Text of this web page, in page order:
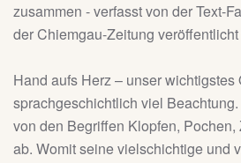
zusammen - verfasst von der Text-
der Chiemgau-Zeitung
Hand aufs Herz – unser wichtigstes
sprachgeschichtlich viel
von den Begriffen Klopfen, Pochen,
ab. Womit seine vielschichtige und